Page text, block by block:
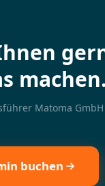
machen.
Matoma GmbH
buchen